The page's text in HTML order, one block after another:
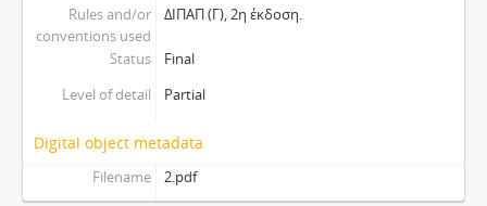
Rules and/or
conventions used
ΔΙΠΑΠ (Γ), 2η έκδοση.
Status
Final
Level of detail
Partial
Digital object metadata
Filename 2.pdf